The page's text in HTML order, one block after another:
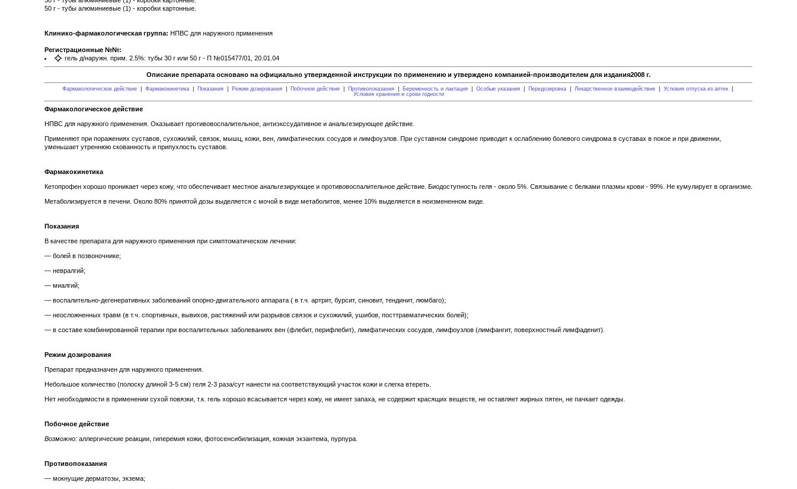
50 г - тубы алюминиевые (1) - коробки картонные.
Клинико-фармакологическая группа: НПВС для наружного применения
Регистрационные №№:
гель д/наружн. прим. 2.5%: тубы 30 г или 50 г - П №015477/01, 20.01.04
Описание препарата основано на официально утвержденной инструкции по применению и утверждено компанией-производителем для издания2008 г.
Фармакологическое действие Фармакокинетика Показания Режим дозирования Побочное действие Противопоказания Беременность и лактация Особые указания Передозировка Лекарственное взаимодействие Условия отпуска из аптек
Условия хранения и сроки годности
Фармакологическое действие
НПВС для наружного применения. Оказывает противовоспалительное, антиэкссудативное и анальгезирующее действие.
Применяют при поражениях суставов, сухожилий, связок, мышц, кожи, вен, лимфатических сосудов и лимфоузлов. При суставном синдроме приводит к ослаблению болевого синдрома в суставах в покое и при движении,
уменьшает утреннюю скованность и припухлость суставов.
Фармакокинетика
Кетопрофен хорошо проникает через кожу, что обеспечивает местное анальгезирующее и противовоспалительное действие. Биодоступность геля - около 5%. Связывание с белками плазмы крови - 99%. Не кумулирует в организме.
Метаболизируется в печени. Около 80% принятой дозы выделяется с мочой в виде метаболитов, менее 10% выделяется в неизмененном виде.
Показания
В качестве препарата для наружного применения при симптоматическом лечении:
— болей в позвоночнике;
— невралгий;
— миалгий;
— воспалительно-дегенеративных заболеваний опорно-двигательного аппарата ( в т.ч. артрит, бурсит, синовит, тендинит, люмбаго);
— неосложненных травм (в т.ч. спортивных, вывихов, растяжений или разрывов связок и сухожилий, ушибов, посттравматических болей);
— в составе комбинированной терапии при воспалительных заболеваниях вен (флебит, перифлебит), лимфатических сосудов, лимфоузлов (лимфангит, поверхностный лимфаденит).
Режим дозирования
Препарат предназначен для наружного применения.
Небольшое количество (полоску длиной 3-5 см) геля 2-3 раза/сут нанести на соответствующий участок кожи и слегка втереть.
Нет необходимости в применении сухой повязки, т.к. гель хорошо всасывается через кожу, не имеет запаха, не содержит красящих веществ, не оставляет жирных пятен, не пачкает одежды.
Побочное действие
Возможно: аллергические реакции, гиперемия кожи, фотосенсибилизация, кожная экзантема, пурпура.
Противопоказания
— мокнущие дерматозы, экзема;